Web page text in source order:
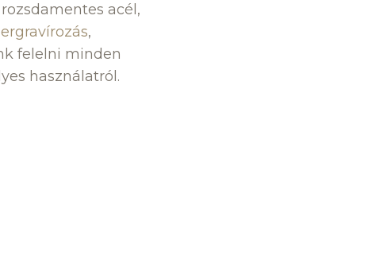
acél,
,
felelni minden
használatról.